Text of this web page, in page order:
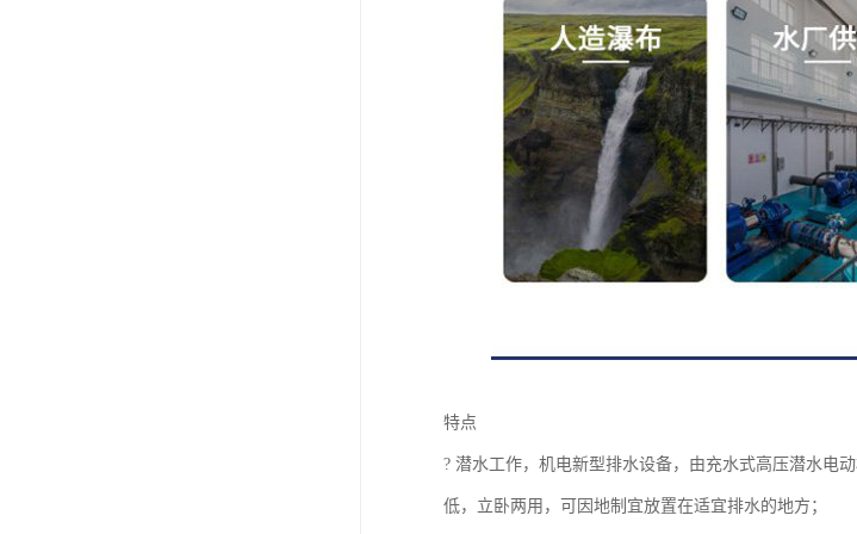
特点
? 潜水工作，机电新型排水设备，由充水式高压潜水电
低，立卧两用，可因地制宜放置在适宜排水的地方；